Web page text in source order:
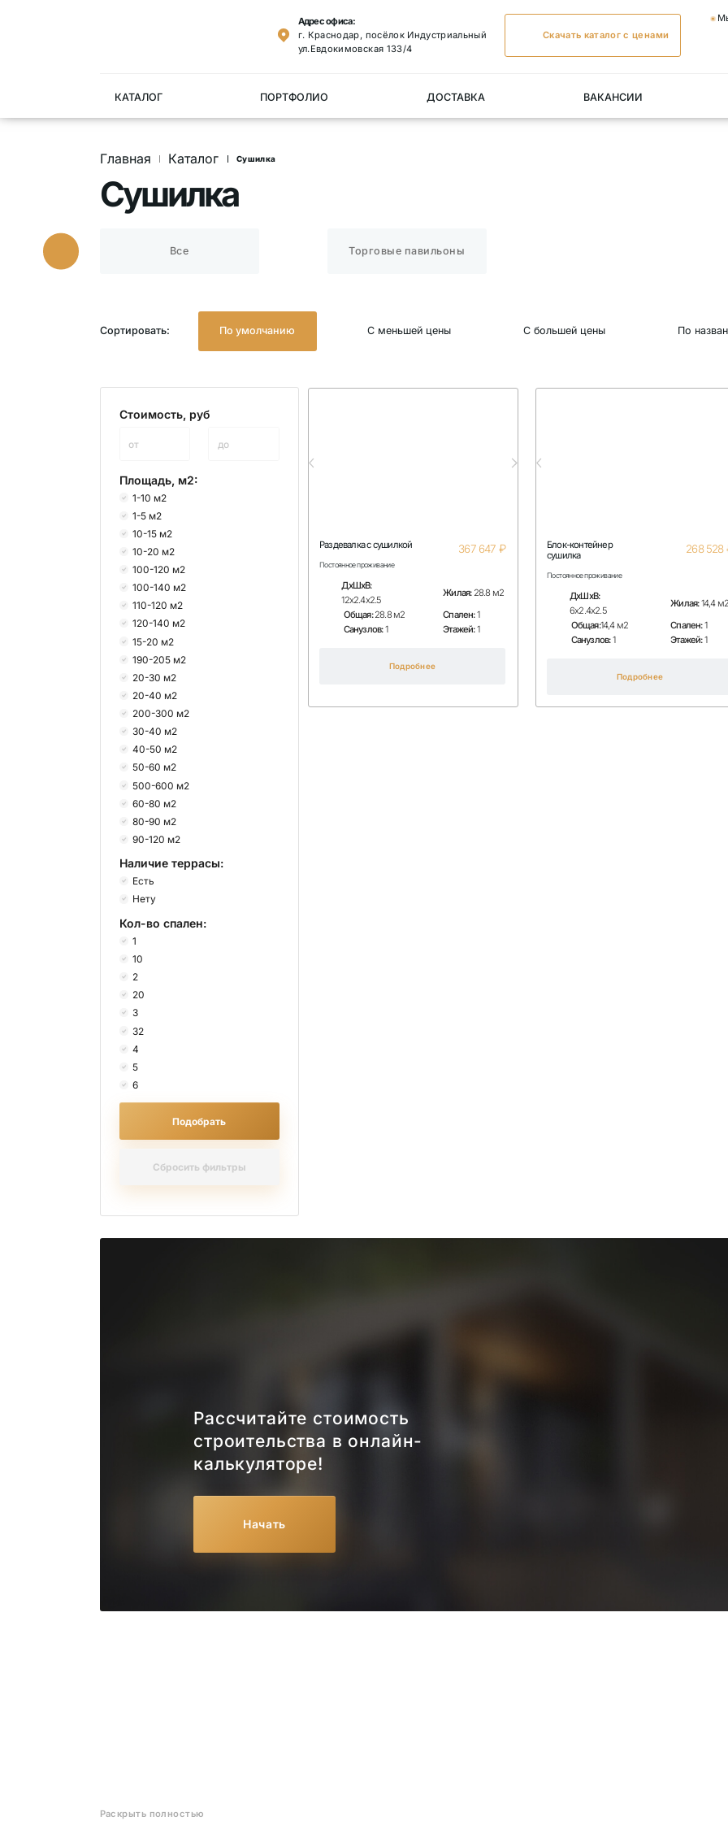
Адрес офиса:
г. Краснодар, посёлок Индустриальный
ул.Евдокимовская 133/4
Скачать каталог с ценами
КАТАЛОГ ПОРТФОЛИО ДОСТАВКА ВАКАНСИИ
Главная Каталог Cушилка
Cушилка
Все Торговые павильоны
Сортировать: По умолчанию С меньшей цены С большей цены По
Стоимость, руб
от до
Площадь, м2:
1-10 м2
1-5 м2
10-15 м2
10-20 м2
100-120 м2
100-140 м2
110-120 м2
120-140 м2
15-20 м2
190-205 м2
20-30 м2
20-40 м2
200-300 м2
30-40 м2
40-50 м2
50-60 м2
500-600 м2
60-80 м2
80-90 м2
90-120 м2
Наличие террасы:
Есть
Нету
Кол-во спален:
1
10
2
20
3
32
4
5
6
Подобрать
Сбросить фильтры
Раздевалка с сушилкой
Постоянное проживание
367 647₽
ДхШхВ:
12х2.4х2.5
Жилая: 28.8 м2
Общая:28.8 м2 Спален:1
Санузлов:1 Этажей:1
Подробнее
Блок-контейнер
сушилка
Постоянное проживание
268 528
ДхШхВ:
6х2.4х2.5
Жилая:14,4
Общая:14,4 м2 Спален:1
Санузлов:1 Этажей:1
Подробнее
Рассчитайте стоимость
строительства в онлайн-
калькуляторе!
Начать
Раскрыть полностью